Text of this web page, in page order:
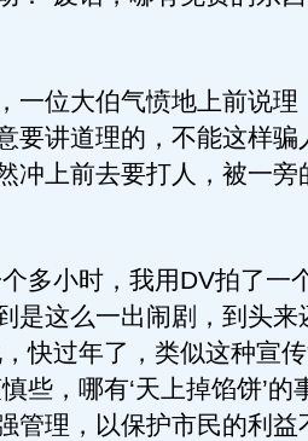
位大伯气愤地上前说理
要讲道理的，不能这样骗
冲上前去要打人，被一旁
小时，我用DV拍了一
是这么一出闹剧，到头来
快过年了，类似这种宣
些，哪有‘天上掉馅饼’的
管理，以保护市民的利益